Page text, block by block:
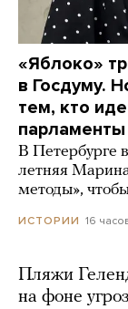
«Яблоко»
в Госдуму.
тем, кто
парламенты
В Петербурге
летняя
методы»,
ИСТОРИИ 16
Пляжи
на фоне